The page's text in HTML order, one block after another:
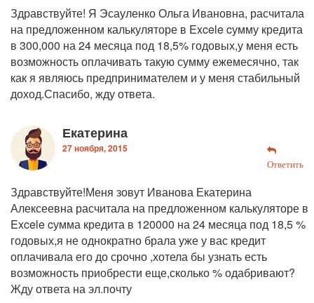
Здравствуйте! Я Эсауленко Ольга Ивановна, расчитала
на предложенном калькуляторе в Excele cумму кредита
в 300,000 на 24 месяца под 18,5% годовых,у меня есть
возможность оплачивать такую сумму ежемесячно, так
как я являюсь предпринимателем и у меня стабильный
доход.Спасибо, жду ответа.
Екатерина
27 ноября, 2015
Ответить
Здравствуйте!Меня зовут Иванова Екатерина
Алексеевна расчитала на предложенном калькуляторе в
Excele cумма кредита в 120000 на 24 месяца под 18,5 %
годовых,я не однократно брала уже у вас кредит
оплачивала его до срочно ,хотела бы узнать есть
возможность приобрести еще,сколько % одабривают?
Жду ответа на эл.почту